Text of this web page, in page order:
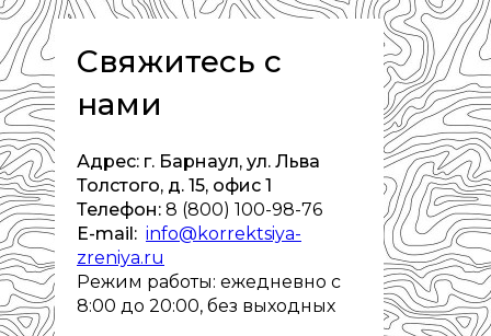
Свяжитесь с
нами
Адрес: г. Барнаул, ул. Льва
Толстого, д. 15, офис 1
Телефон: 8 (800) 100-98-76
E-mail: info@korrektsiya-
zreniya.ru
Режим работы: ежедневно с
8:00 до 20:00, без выходных